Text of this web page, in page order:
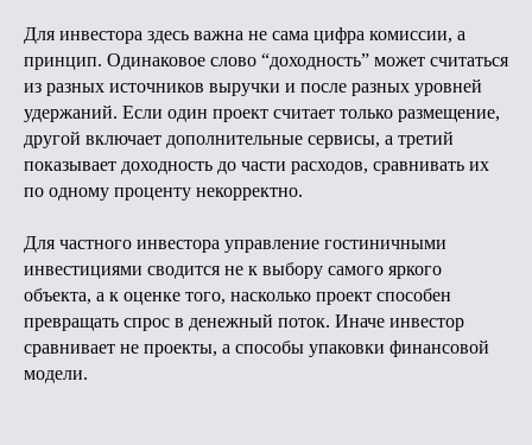
Для инвестора здесь важна не сама цифра комиссии, а
принцип. Одинаковое слово “доходность” может считаться
из разных источников выручки и после разных уровней
удержаний. Если один проект считает только размещение,
другой включает дополнительные сервисы, а третий
показывает доходность до части расходов, сравнивать их
по одному проценту некорректно.
Для частного инвестора управление гостиничными
инвестициями сводится не к выбору самого яркого
объекта, а к оценке того, насколько проект способен
превращать спрос в денежный поток. Иначе инвестор
сравнивает не проекты, а способы упаковки финансовой
модели.